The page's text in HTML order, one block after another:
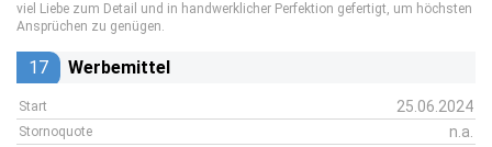
viel Liebe zum Detail und in handwerklicher Perfektion gefertigt, um höchsten
Ansprüchen zu genügen.
17 Werbemittel
Start 25.06.2024
Stornoquote n.a.